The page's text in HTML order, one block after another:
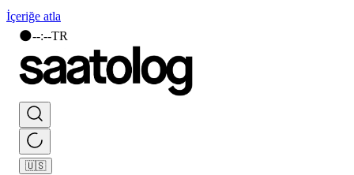
İçeriğe atla
🌑--:--TR
🇺🇸